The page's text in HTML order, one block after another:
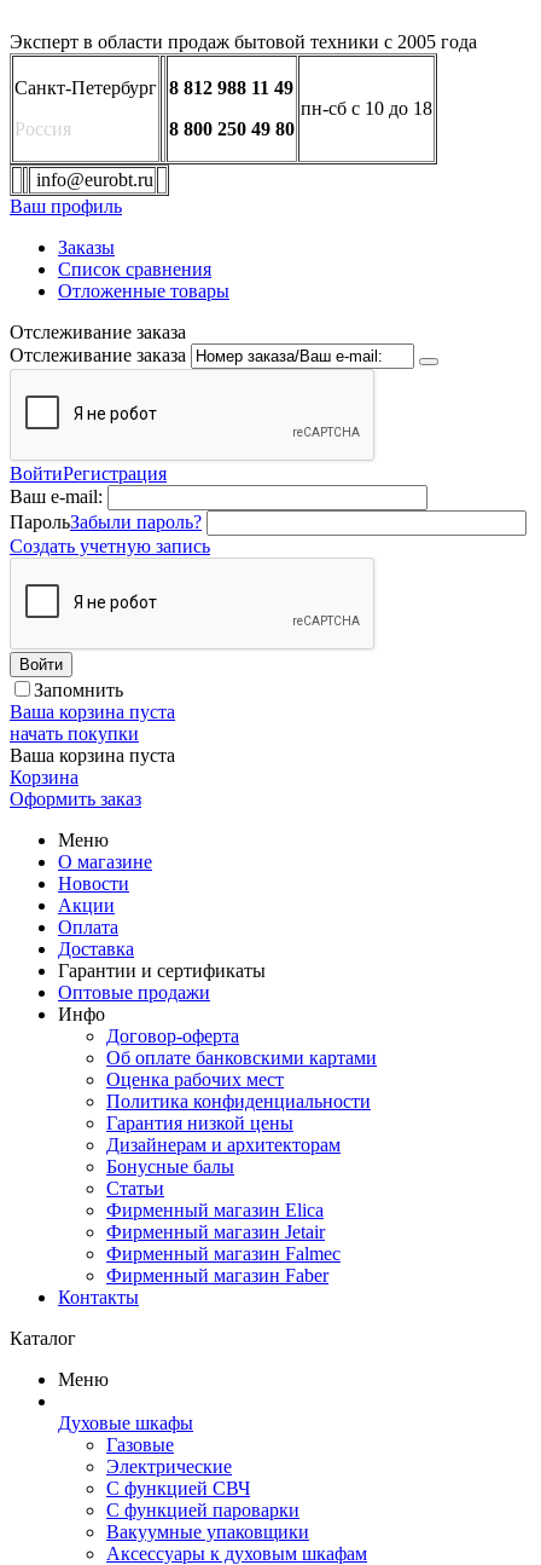
Эксперт в области продаж бытовой техники с 2005 года
Санкт-Петербург
Россия
8 812 988 11 49
8 800 250 49 80
пн-сб с 10 до 18
info@eurobt.ru
Ваш профиль
Заказы
Список сравнения
Отложенные товары
Отслеживание заказа
Отслеживание заказа
ВойтиРегистрация
Ваш e-mail:
ПарольЗабыли пароль?
Создать учетную запись
Войти
Запомнить
Ваша корзина пуста
начать покупки
Ваша корзина пуста
Корзина
Оформить заказ
Меню
О магазине
Новости
Акции
Оплата
Доставка
Гарантии и сертификаты
Оптовые продажи
Инфо
Договор-оферта
Об оплате банковскими картами
Оценка рабочих мест
Политика конфиденциальности
Гарантия низкой цены
Дизайнерам и архитекторам
Бонусные балы
Статьи
Фирменный магазин Elica
Фирменный магазин Jetair
Фирменный магазин Falmec
Фирменный магазин Faber
Контакты
Каталог
Меню
Духовые шкафы
Газовые
Электрические
С функцией СВЧ
С функцией пароварки
Вакуумные упаковщики
Аксессуары к духовым шкафам